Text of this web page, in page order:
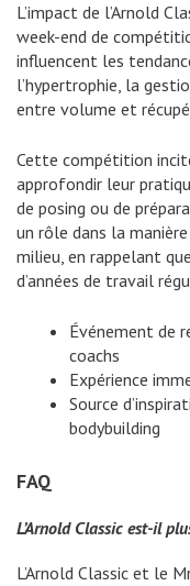
L’impact de l’Arnold
week-end de
influencent les
l’hypertrophie, la
entre volume et
Cette compétition
approfondir leur
de posing ou de
un rôle dans la
milieu, en rappelant
d’années de travail
Événement de
coachs
Expérience
Source
bodybuilding
FAQ
L’Arnold Classic est-il
L’Arnold Classic et le